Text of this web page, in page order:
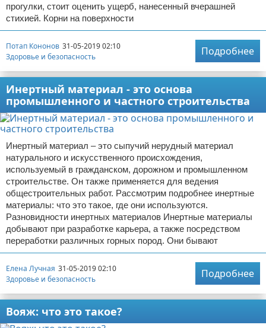
прогулки, стоит оценить ущерб, нанесенный вчерашней
стихией. Корни на поверхности
Потап Кононов 31-05-2019 02:10
Здоровье и безопасность
Подробнее
Инертный материал - это основа
промышленного и частного строительства
Инертный материал – это сыпучий нерудный материал
натурального и искусственного происхождения,
используемый в гражданском, дорожном и промышленном
строительстве. Он также применяется для ведения
общестроительных работ. Рассмотрим подробнее инертные
материалы: что это такое, где они используются.
Разновидности инертных материалов Инертные материалы
добывают при разработке карьера, а также посредством
переработки различных горных пород. Они бывают
Елена Лучная 31-05-2019 02:10
Здоровье и безопасность
Подробнее
Вояж: что это такое?